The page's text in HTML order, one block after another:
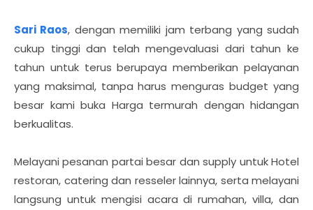
Sari Raos, dengan memiliki jam terbang yang sudah
cukup tinggi dan telah mengevaluasi dari tahun ke
tahun untuk terus berupaya memberikan pelayanan
yang maksimal, tanpa harus menguras budget yang
besar kami buka Harga termurah dengan hidangan
berkualitas.
Melayani pesanan partai besar dan supply untuk Hotel
restoran, catering dan resseler lainnya, serta melayani
langsung untuk mengisi acara di rumahan, villa, dan